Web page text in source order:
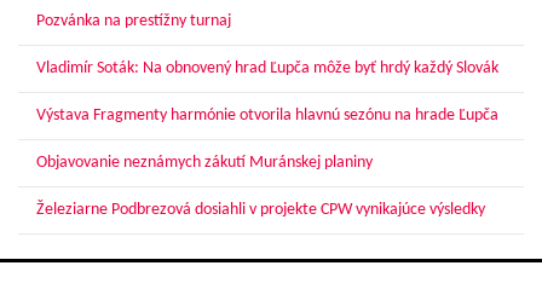
Pozvánka na prestížny turnaj
Vladimír Soták: Na obnovený hrad Ľupča môže byť hrdý každý Slovák
Výstava Fragmenty harmónie otvorila hlavnú sezónu na hrade Ľupča
Objavovanie neznámych zákutí Muránskej planiny
Železiarne Podbrezová dosiahli v projekte CPW vynikajúce výsledky